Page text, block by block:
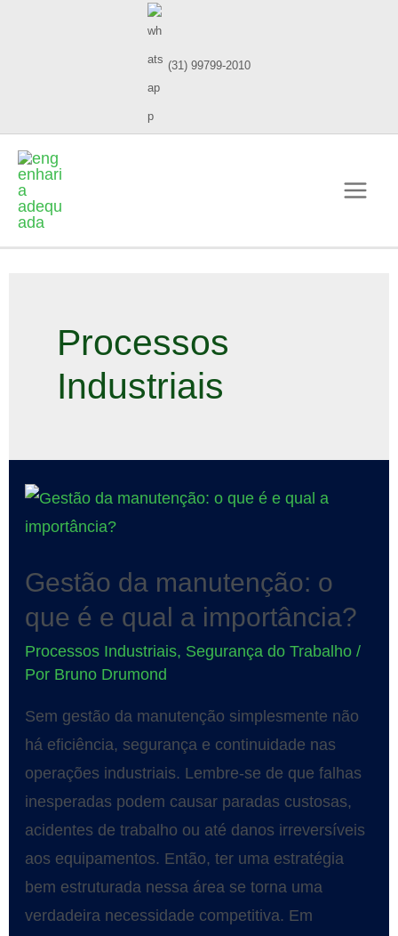
(31) 99799-2010
Processos
Industriais
Gestão da manutenção: o
que é e qual a importância?
Processos Industriais, Segurança do Trabalho/
Por Bruno Drumond
Sem gestão da manutenção simplesmente não
há eficiência, segurança e continuidade nas
operações industriais. Lembre-se de que falhas
inesperadas podem causar paradas custosas,
acidentes de trabalho ou até danos irreversíveis
aos equipamentos. Então, ter uma estratégia
bem estruturada nessa área se torna uma
verdadeira necessidade competitiva. Em